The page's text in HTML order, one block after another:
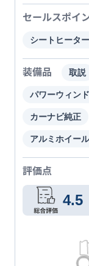
セールスポイ
シートヒーター
装備品 取説
パワーウィン
カーナビ純正
アルミホイール
評価点
4.5